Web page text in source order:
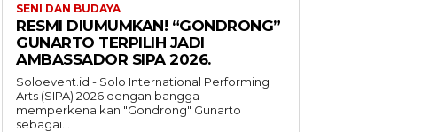
SENI DAN BUDAYA
RESMI DIUMUMKAN! “GONDRONG”
GUNARTO TERPILIH JADI
AMBASSADOR SIPA 2026.
Soloevent.id - Solo International Performing
Arts (SIPA) 2026 dengan bangga
memperkenalkan "Gondrong" Gunarto
sebagai...